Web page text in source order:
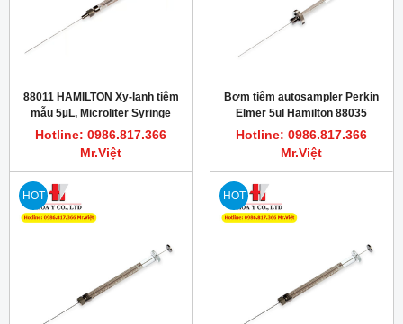
88011 HAMILTON Xy-lanh tiêm
mẫu 5µL, Microliter Syringe
Knurled Hub (KH)
Hotline: 0986.817.366
Mr.Việt
Bơm tiêm autosampler Perkin
Elmer 5ul Hamilton 88035
Hotline: 0986.817.366
Mr.Việt
HOT HOT